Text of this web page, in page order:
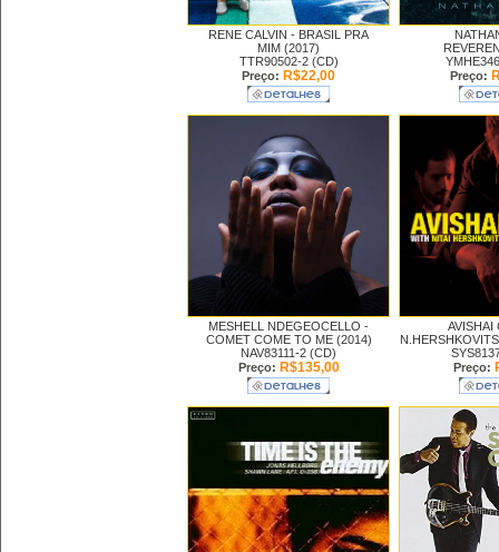
RENE CALVIN - BRASIL PRA
MIM (2017)
TTR90502-2 (CD)
Preço: R$22,00
Preço:
MESHELL NDEGEOCELLO -
COMET COME TO ME (2014)
NAV83111-2 (CD)
Preço: R$135,00
AVISHAI
Preço: